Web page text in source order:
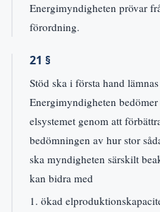
Energimyndigheten prövar
förordning.
21 §
Stöd ska i första hand
Energimyndigheten
elsystemet genom att
bedömningen av hur stor
ska myndigheten särskilt
kan bidra med
1. ökad